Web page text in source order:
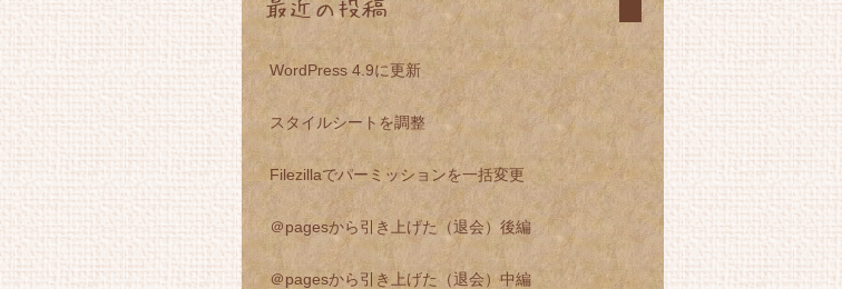
最近の投稿
WordPress 4.9に更新
スタイルシートを調整
Filezillaでパーミッションを一括変更
＠pagesから引き上げた（退会）後編
＠pagesから引き上げた（退会）中編